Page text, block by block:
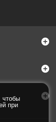
чтобы
при